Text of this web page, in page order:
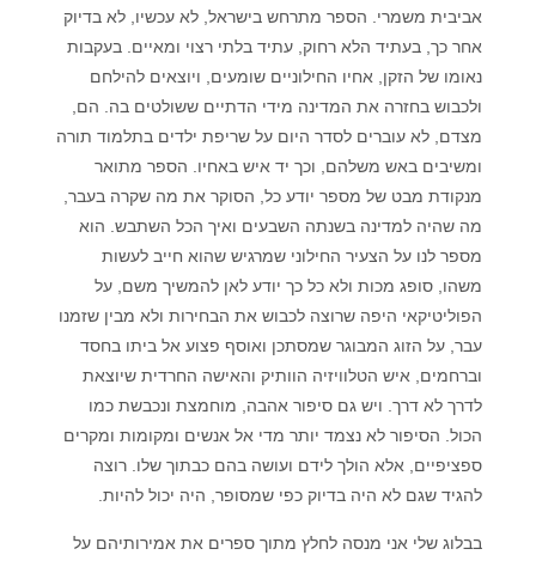
אביבית משמרי. הספר מתרחש בישראל, לא עכשיו, לא בדיוק
אחר כך, בעתיד הלא רחוק, עתיד בלתי רצוי ומאיים. בעקבות
נאומו של הזקן, אחיו החילוניים שומעים, ויוצאים להילחם
ולכבוש בחזרה את המדינה מידי הדתיים ששולטים בה. הם,
מצדם, לא עוברים לסדר היום על שריפת ילדים בתלמוד תורה
ומשיבים באש משלהם, וכך יד איש באחיו. הספר מתואר
מנקודת מבט של מספר יודע כל, הסוקר את מה שקרה בעבר,
מה שהיה למדינה בשנתה השבעים ואיך הכל השתבש. הוא
מספר לנו על הצעיר החילוני שמרגיש שהוא חייב לעשות
משהו, סופג מכות ולא כל כך יודע לאן להמשיך משם, על
הפוליטיקאי היפה שרוצה לכבוש את הבחירות ולא מבין שזמנו
עבר, על הזוג המבוגר שמסתכן ואוסף פצוע אל ביתו בחסד
וברחמים, איש הטלוויזיה הוותיק והאישה החרדית שיוצאת
לדרך לא דרך. ויש גם סיפור אהבה, מוחמצת ונכבשת כמו
הכול. הסיפור לא נצמד יותר מדי אל אנשים ומקומות ומקרים
ספציפיים, אלא הולך לידם ועושה בהם כבתוך שלו. רוצה
להגיד שגם לא היה בדיוק כפי שמסופר, היה יכול להיות.
בבלוג שלי אני מנסה לחלץ מתוך ספרים את אמירותיהם על